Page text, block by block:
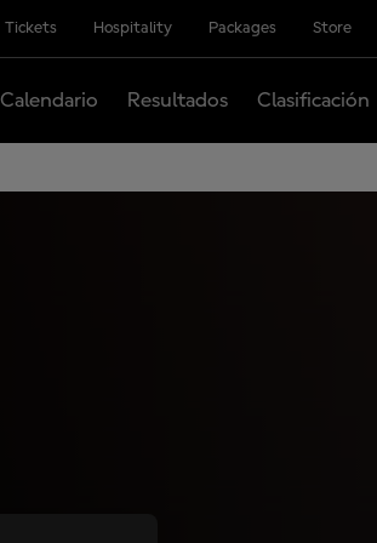
Tickets Hospitality Packages Store
Calendario Resultados Clasificación